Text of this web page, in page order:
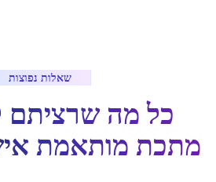
שאלות נפוצות
כל מה שרציתם
מתכת מותאמת